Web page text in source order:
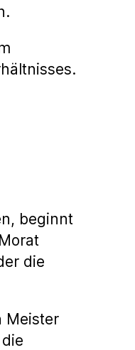
beginnt
die
Meister